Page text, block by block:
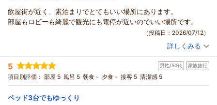
またのお越しを心よりお待ち申し上げております。
フロント 寺田
（返信日：2026/07/23）
リッチモンドホテル長崎思案橋からの返信
この度はリッチモンドホテル長崎思案橋をご利用いただきまし
立体駐車場、スタッフ、ロビーに関しましてお褒めの言葉を頂
戴し大変嬉しく思います。
ご滞在中は快適にお過ごしいただけたようで安心いたしまし
た。
さらに朝食につきましても高評価をいただき光栄に存じます。
お客様にいつお越しになられても満足いただけるよう、日々精
飲屋街が近く、素泊まりでとてもいい場所にあります。
部屋もロビーも綺麗で観光にも電停が近いのでいい場所です。
（投稿日：2026/07/12）
投稿者： totoさん(女性/30代)
宿泊プラン： 【シンプルステイ】素泊まり 食事なし
宿泊価格帯： 5,001～6,000円(大人一人あたり/税込)
リッチモンドホテル長崎思案橋からの返信
詳しくみる
5 男性/50代 家族旅行
項目別評価： 部屋 5 風呂 5 朝食 - 夕食 - 接客 5 清潔感 5
ベッド3台でもゆっくり